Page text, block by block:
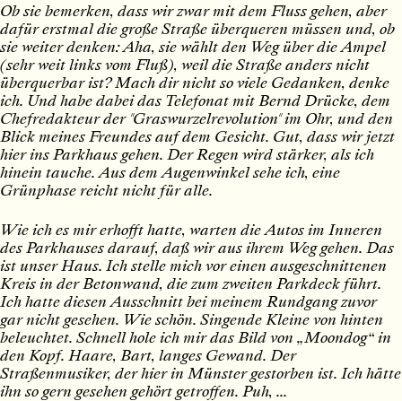
Ob sie bemerken, dass wir zwar mit dem Fluss gehen, aber
dafür erstmal die große Straße überqueren müssen und, ob
sie weiter denken: Aha, sie wählt den Weg über die Ampel
(sehr weit links vom Fluß), weil die Straße anders nicht
überquerbar ist? Mach dir nicht so viele Gedanken, denke
ich. Und habe dabei das Telefonat mit Bernd Drücke, dem
Chefredakteur der "Graswurzelrevolution" im Ohr, und den
Blick meines Freundes auf dem Gesicht. Gut, dass wir jetzt
hier ins Parkhaus gehen. Der Regen wird stärker, als ich
hinein tauche. Aus dem Augenwinkel sehe ich, eine
Grünphase reicht nicht für alle.
Wie ich es mir erhofft hatte, warten die Autos im Inneren
des Parkhauses darauf, daß wir aus ihrem Weg gehen. Das
ist unser Haus. Ich stelle mich vor einen ausgeschnittenen
Kreis in der Betonwand, die zum zweiten Parkdeck führt.
Ich hatte diesen Ausschnitt bei meinem Rundgang zuvor
gar nicht gesehen. Wie schön. Singende Kleine von hinten
beleuchtet. Schnell hole ich mir das Bild von „Moondog“ in
den Kopf. Haare, Bart, langes Gewand. Der
Straßenmusiker, der hier in Münster gestorben ist. Ich hätte
ihn so gern gesehen gehört getroffen. Puh, ...